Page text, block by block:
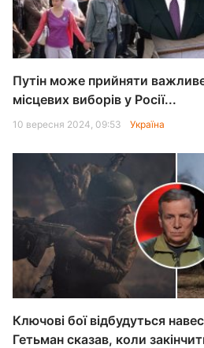
Путін може прийняти
місцевих виборів у Росії...
10 вересня 2024, 09:53 Україна
Ключові бої відбудуться
Гетьман сказав, коли